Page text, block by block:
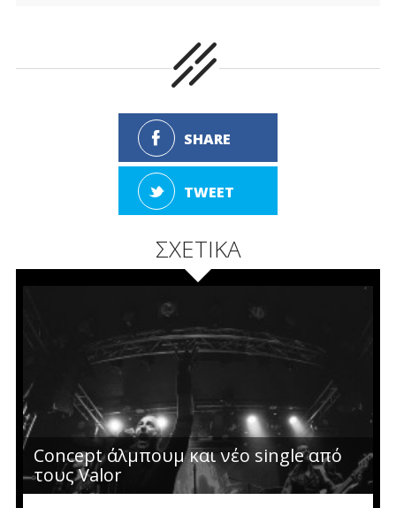
SHARE
TWEET
ΣΧΕΤΙΚΑ
Concept άλμπουμ και νέο single από
τους Valor